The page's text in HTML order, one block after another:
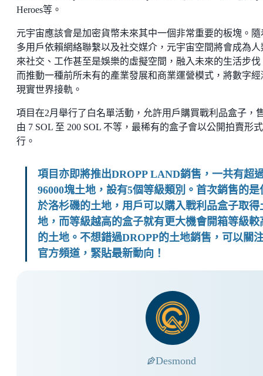
Heroes等。
元宇宙應該會是加密貨幣未來其中一個非常重要的板塊。隨
多用戶依賴網絡聯繫以及社交媒介，元宇宙空間將會成為人
來社交、工作甚至是娛樂的虛擬空間，融入未來的生活步伐
而推動一種前所未有的產業發展和商業運營模式，將數字經
現實世界接軌。
項目在2月舉行了白名單活動，允許用戶購買戰利品盒子，
由 7 SOL 至 200 SOL 不等，最稀有的盒子會以公開拍賣形
行。
項目亦即將推出DROPP LAND銷售，一共有超
96000塊土地，設有5個等級類別。首次銷售的是
於洛杉磯的土地，用戶可以購入戰利品盒子取得
地，而等級越高的盒子就有更大機會開箱等級較
的土地。不想錯過DROPP的土地銷售，可以關
官方頻道，緊貼最新動向！
Desmond